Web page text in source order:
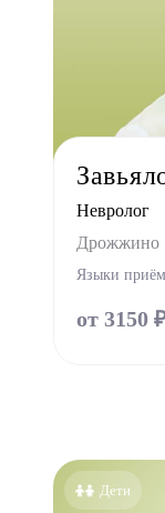
Невролог
Дрожжино
Языки
от 3150
Дети